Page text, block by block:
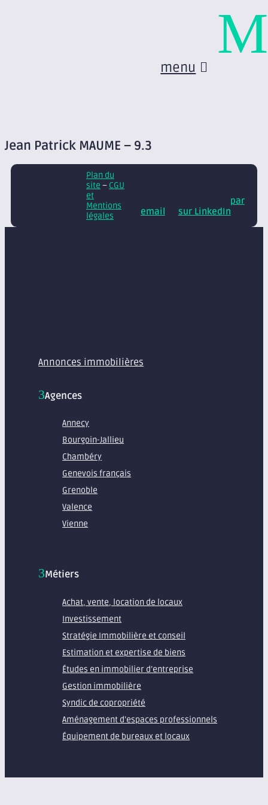
menu
Jean Patrick MAUME – 9.3
Plan du
site – CGU
et
Mentions
légales
par
email
sur LinkedIn
Annonces immobilières
Agences
Annecy
Bourgoin-Jallieu
Chambéry
Genevois français
Grenoble
Valence
Vienne
Métiers
Achat, vente, location de locaux
Investissement
Stratégie Immobilière et conseil
Estimation et expertise de biens
Études en immobilier d’entreprise
Gestion immobilière
Syndic de copropriété
Aménagement d’espaces professionnels
Équipement de bureaux et locaux
M